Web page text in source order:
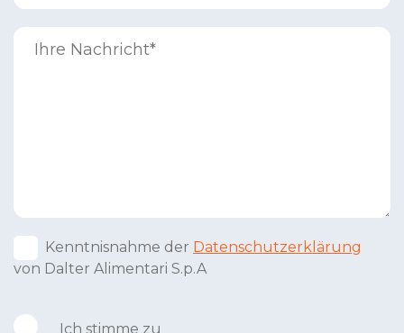
Kenntnisnahme der Datenschutzerklärung
von Dalter Alimentari S.p.A
Ich stimme zu